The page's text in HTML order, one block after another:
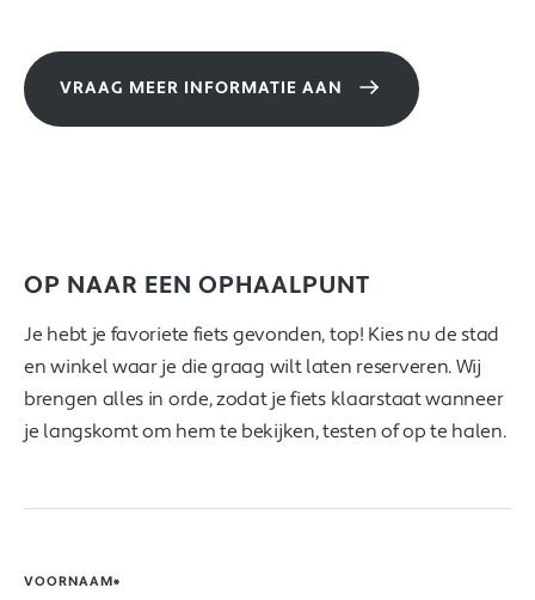
VRAAG MEER INFORMATIE AAN
OP NAAR EEN OPHAALPUNT
Je hebt je favoriete fiets gevonden, top! Kies nu de stad
en winkel waar je die graag wilt laten reserveren. Wij
brengen alles in orde, zodat je fiets klaarstaat wanneer
je langskomt om hem te bekijken, testen of op te halen.
VOORNAAM*